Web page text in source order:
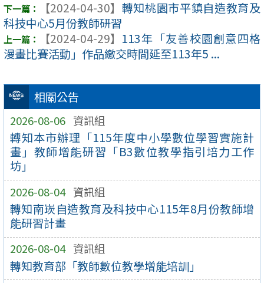
相關公告
2026-08-06 資訊組
轉知本市辦理「115年度中小學數位學習實施計
畫」教師增能研習「B3數位教學指引培力工作
坊」
2026-08-04 資訊組
轉知南崁自造教育及科技中心115年8月份教師增
能研習計畫
2026-08-04 資訊組
轉知教育部「教師數位教學增能培訓」
【2024-04-30】 轉知桃園市平鎮自造教育及
科技中心5月份教師研習
【2024-04-29】 113年「友善校園創意四格
漫畫比賽活動」作品繳交時間延至113年5 ...